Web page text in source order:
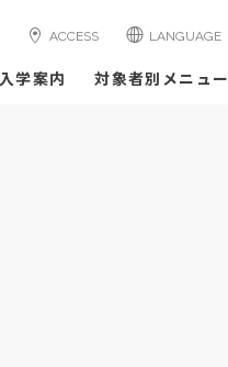
ACCESS LANGUAGE
入学案内 対象者別メニュー